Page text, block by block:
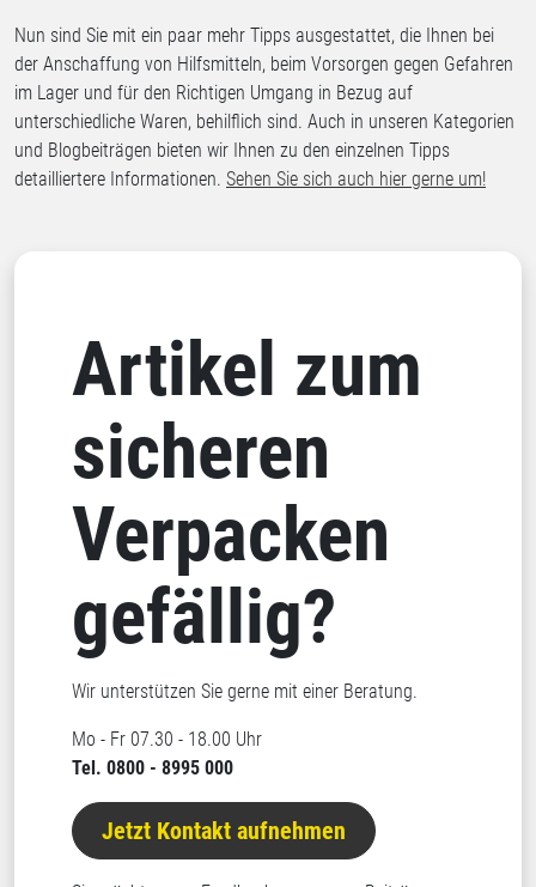
Nun sind Sie mit ein paar mehr Tipps ausgestattet, die Ihnen bei
der Anschaffung von Hilfsmitteln, beim Vorsorgen gegen Gefahren
im Lager und für den Richtigen Umgang in Bezug auf
unterschiedliche Waren, behilflich sind. Auch in unseren Kategorien
und Blogbeiträgen bieten wir Ihnen zu den einzelnen Tipps
detailliertere Informationen. Sehen Sie sich auch hier gerne um!
Artikel zum
sicheren
Verpacken
gefällig?
Wir unterstützen Sie gerne mit einer Beratung.
Mo - Fr 07.30 - 18.00 Uhr
Tel. 0800 - 8995 000
Jetzt Kontakt aufnehmen